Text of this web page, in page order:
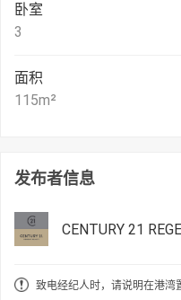
卧室
3
面积
115m²
发布者信息
CENTURY 21
致电经纪人时，请说明在港湾